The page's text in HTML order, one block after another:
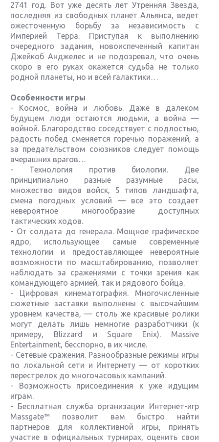
2741 год. Вот уже десять лет Утренняя Звезда,
последняя из свободных планет Альянса, ведет
ожесточенную борьбу за независимость с
Империей Терра. Приступая к выполнению
очередного задания, новоиспеченный капитан
Джейкоб Анджелес и не подозревал, что очень
скоро в его руках окажется судьба не только
родной планеты, но и всей галактики…
Особенности игры
- Космос, война и любовь. Даже в далеком
будущем люди остаются людьми, а война —
войной. Благородство соседствует с подлостью,
радость побед сменяется горечью поражений, а
за предательством союзников следует помощь
вчерашних врагов…
- Технология против биологии. Две
принципиально разные разумные расы,
множество видов войск, 5 типов ландшафта,
смена погодных условий — все это создает
невероятное многообразие доступных
тактических ходов.
- От солдата до генерала. Мощное графическое
ядро, использующее самые современные
технологии и предоставляющее невероятные
возможности по масштабированию, позволяет
наблюдать за сражениями с точки зрения как
командующего армией, так и рядового бойца.
- Цифровая кинематография. Многочисленные
сюжетные заставки выполнены с высочайшим
уровнем качества, — столь же красивые ролики
могут делать лишь немногие разработчики (к
примеру, Blizzard и Square Enix). Massive
Entertainment, бесспорно, в их числе.
- Сетевые сражения. Разнообразные режимы игры
по локальной сети и Интернету — от коротких
перестрелок до многочасовых кампаний.
- Возможность присоединения к уже идущим
играм.
- Бесплатная служба организации Интернет-игр
Massgate™ позволит вам быстро найти
партнеров для коллективной игры, принять
участие в официальных турнирах, оценить свои